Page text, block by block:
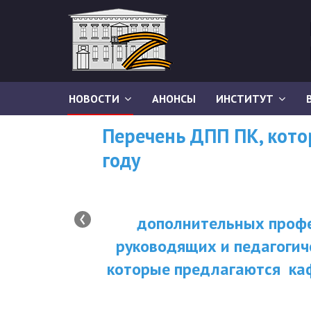
НОВОСТИ АНОНСЫ ИНСТИТУТ
Перечень ДПП ПК,
году
дополнительных
руководящих и
которые предлагаются
‹